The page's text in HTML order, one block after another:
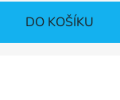
DO KOŠÍKU